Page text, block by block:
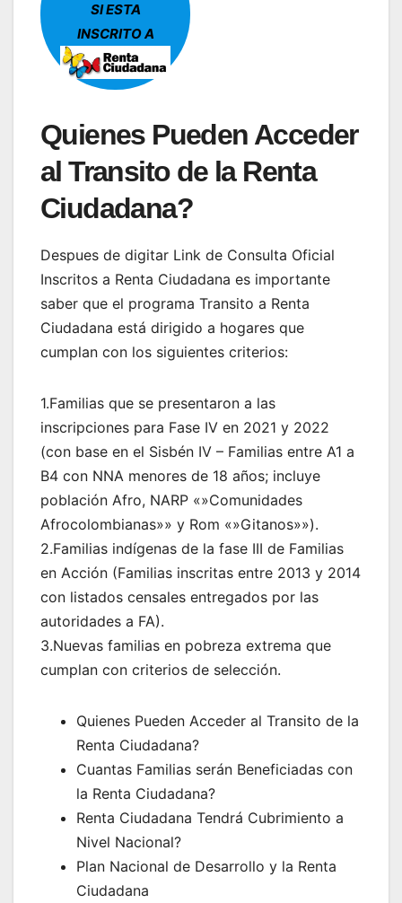
SI ESTA
INSCRITO A
Quienes Pueden Acceder
al Transito de la Renta
Ciudadana?
Despues de digitar Link de Consulta Oficial
Inscritos a Renta Ciudadana es importante
saber que el programa Transito a Renta
Ciudadana está dirigido a hogares que
cumplan con los siguientes criterios:
1.Familias que se presentaron a las
inscripciones para Fase IV en 2021 y 2022
(con base en el Sisbén IV – Familias entre A1 a
B4 con NNA menores de 18 años; incluye
población Afro, NARP «»Comunidades
Afrocolombianas»» y Rom «»Gitanos»»).
2.Familias indígenas de la fase III de Familias
en Acción (Familias inscritas entre 2013 y 2014
con listados censales entregados por las
autoridades a FA).
3.Nuevas familias en pobreza extrema que
cumplan con criterios de selección.
Quienes Pueden Acceder al Transito de la
Renta Ciudadana?
Cuantas Familias serán Beneficiadas con
la Renta Ciudadana?
Renta Ciudadana Tendrá Cubrimiento a
Nivel Nacional?
Plan Nacional de Desarrollo y la Renta
Ciudadana